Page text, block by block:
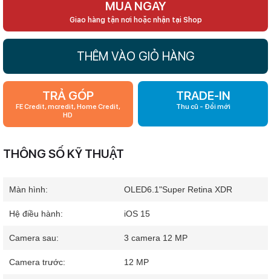
MUA NGAY
Giao hàng tận nơi hoặc nhận tại Shop
THÊM VÀO GIỎ HÀNG
TRẢ GÓP
FE Credit, mcredit, Home Credit,
HD
TRADE-IN
Thu cũ - Đổi mới
THÔNG SỐ KỸ THUẬT
Màn hình: OLED6.1"Super Retina XDR
Hệ điều hành: iOS 15
Camera sau: 3 camera 12 MP
Camera trước: 12 MP